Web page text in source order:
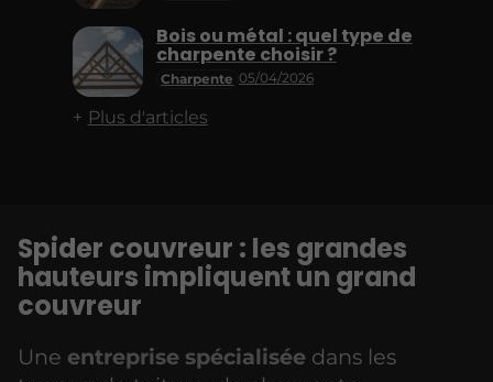
Charpente 05/04/2026
Bois ou métal : quel type de
charpente choisir ?
Plus d'articles
Spider couvreur : les grandes
hauteurs impliquent un grand
couvreur
Une entreprise spécialisée dans les